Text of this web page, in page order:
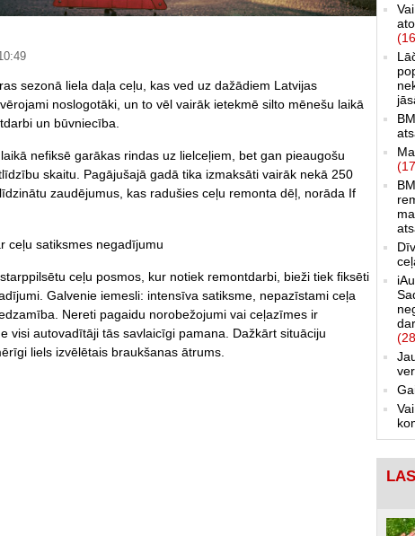
sezonā liela daļa ceļu, kas ved uz dažādiem Latvijas
noslogotāki, un to vēl vairāk ietekmē silto mēnešu laikā
un būvniecība.
nefiksē garākas rindas uz lielceļiem, bet gan pieaugošu
skaitu. Pagājušajā gadā tika izmaksāti vairāk nekā 250
zaudējumus, kas radušies ceļu remonta dēļ, norāda If
ceļu satiksmes negadījumu
ceļu posmos, kur notiek remontdarbi, bieži tiek fiksēti
Galvenie iemesli: intensīva satiksme, nepazīstami ceļa
Nereti pagaidu norobežojumi vai ceļazīmes ir
visi autovadītāji tās savlaicīgi pamana. Dažkārt situāciju
liels izvēlētais braukšanas ātrums.